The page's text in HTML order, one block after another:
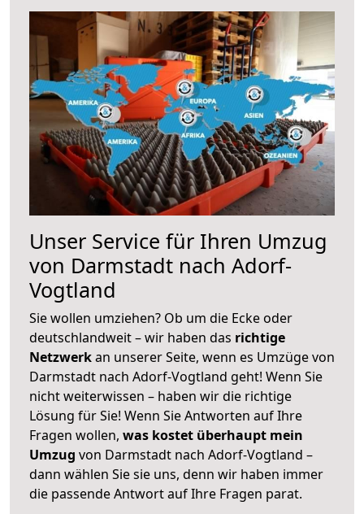
Unser Service für Ihren Umzug
von Darmstadt nach Adorf-
Vogtland
Sie wollen umziehen? Ob um die Ecke oder
deutschlandweit – wir haben das richtige
Netzwerkan unserer Seite, wenn es Umzüge von
Darmstadt nach Adorf-Vogtland geht! Wenn Sie
nicht weiterwissen – haben wir die richtige
Lösung für Sie! Wenn Sie Antworten auf Ihre
Fragen wollen, was kostet überhaupt mein
Umzug von Darmstadt nach Adorf-Vogtland –
dann wählen Sie sie uns, denn wir haben immer
die passende Antwort auf Ihre Fragen parat.